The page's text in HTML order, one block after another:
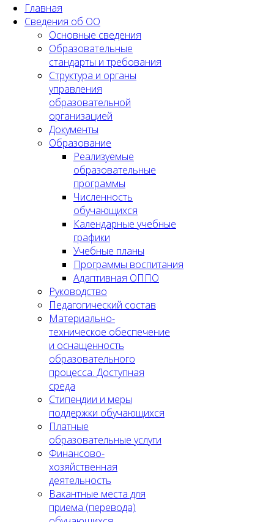
Главная
Сведения об ОО
Основные сведения
Образовательные
стандарты и требования
Структура и органы
управления
образовательной
организацией
Документы
Образование
Реализуемые
образовательные
программы
Численность
обучающихся
Календарные учебные
графики
Учебные планы
Программы воспитания
Адаптивная ОППО
Руководство
Педагогический состав
Материально-
техническое обеспечение
и оснащенность
образовательного
процесса. Доступная
среда
Стипендии и меры
поддержки обучающихся
Платные
образовательные услуги
Финансово-
хозяйственная
деятельность
Вакантные места для
приема (перевода)